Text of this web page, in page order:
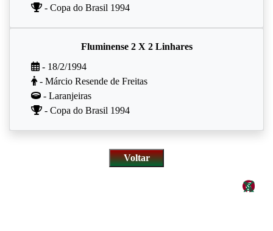
- Copa do Brasil 1994
Fluminense 2 X 2 Linhares
- 18/2/1994
- Márcio Resende de Freitas
- Laranjeiras
- Copa do Brasil 1994